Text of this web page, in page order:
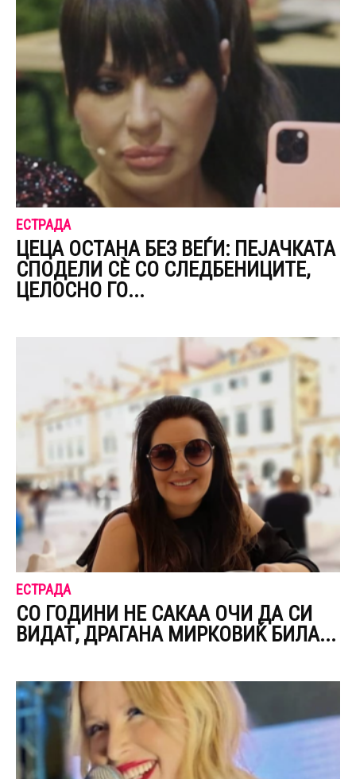
ЕСТРАДА
ЦЕЦА ОСТАНА БЕЗ ВЕЃИ: ПЕЈАЧКАТА
СПОДЕЛИ СЀ СО CЛЕДБЕНИЦИТЕ,
ЦЕЛОСНО ГО...
ЕСТРАДА
СО ГОДИНИ НЕ САКАА ОЧИ ДА СИ
ВИДАТ, ДРАГАНА МИРКОВИЌ БИЛА...